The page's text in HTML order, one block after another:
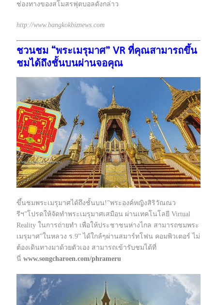
ช่องทางของสโมสรฟุตบอลดังกล่าว
http://www.bangkokbiznews.com
ชวนชม “พระเมรุมาศ” VR ที่คุณสามารถขึ้น
ชมได้ถึงชั้นบนผ่านจอคุณ
ขึ้นชมพระเมรุมาศได้ถึงชั้นบน!”พระองค์หญิงสิริวัณณว
รีฯ”โปรดให้จัดทำพระเมรุมาศเสมือน ผ่านเทคโนโลยี Virtual
Reality ในการถ่ายทำ เพื่อให้ประชาชนห่างไกล สามารถชมพระ
เมรุมาศ”ในหลวง ร.9” ได้ใกล้ๆผ่านสมาร์ทโฟน คอมพิวเตอร์ ไม่
ต้องเดินทางมาด้วยตัวเอง สามารถเข้ารับชมได้ที่
นี่ www.songcharoen.com/phrameru